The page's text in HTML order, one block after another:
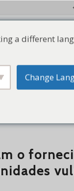
Recursos
o
a different
Change